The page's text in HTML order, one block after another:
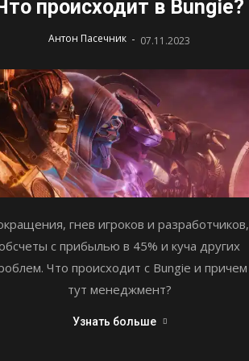
происходит в Bungie?
Антон Пасечник - 07.11.2023
гнев игроков и разработчиков,
с прибылью в 45% и куча других
Что происходит с Bungie и причем
тут менеджмент?
Узнать больше